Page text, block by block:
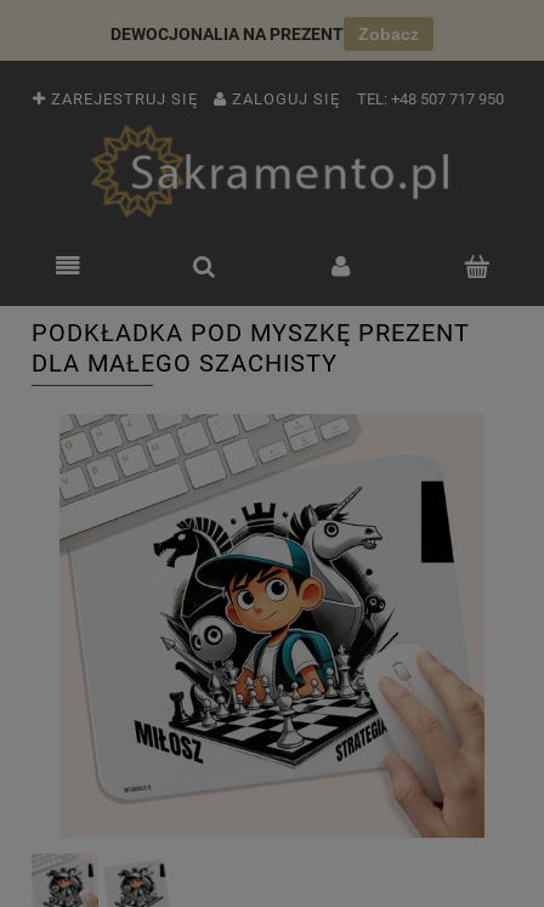
DEWOCJONALIA NA PREZENT Zobacz
ZAREJESTRUJ SIĘ ZALOGUJ SIĘ TEL: +48 507 717 950
PODKŁADKA POD MYSZKĘ PREZENT
DLA MAŁEGO SZACHISTY